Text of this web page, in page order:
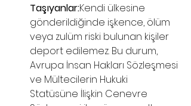
Taşıyanlar:Kendi ülkesine
gönderildiğinde işkence, ölüm
veya zulüm riski bulunan kişiler
deport edilemez. Bu durum,
Avrupa İnsan Hakları Sözleşmesi
ve Mültecilerin Hukuki
Statüsüne İlişkin Cenevre